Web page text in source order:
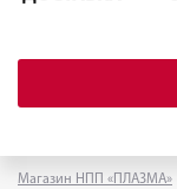
Магазин НПП «ПЛАЗМА»